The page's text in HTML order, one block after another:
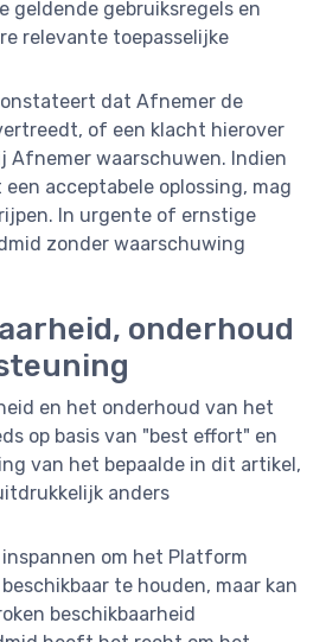
geldende gebruiksregels en
relevante toepasselijke
dat Afnemer de
of een klacht hierover
Afnemer waarschuwen. Indien
acceptabele oplossing, mag
In urgente of ernstige
zonder waarschuwing
onderhoud
en het onderhoud van het
op basis van "best effort" en
van het bepaalde in dit artikel,
anders
om het Platform
te houden, maar kan
beschikbaarheid